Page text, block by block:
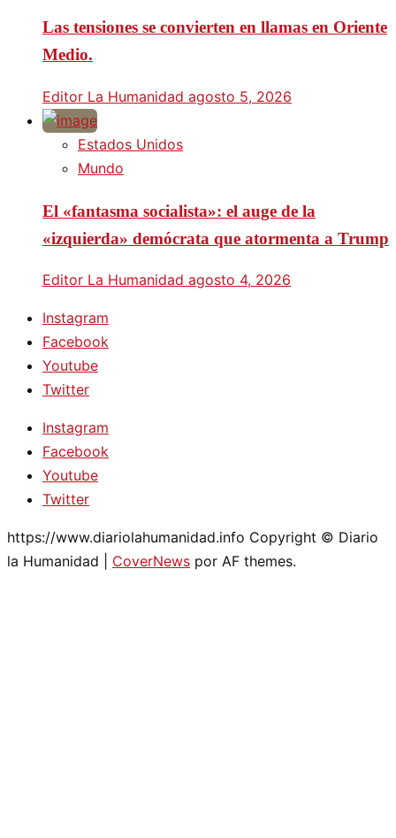
Las tensiones se convierten en llamas en Oriente
Medio.
Editor La Humanidad agosto 5, 2026
Estados Unidos
Mundo
El «fantasma socialista»: el auge de la
«izquierda» demócrata que atormenta a Trump
Editor La Humanidad agosto 4, 2026
Instagram
Facebook
Youtube
Twitter
Instagram
Facebook
Youtube
Twitter
https://www.diariolahumanidad.info Copyright © Diario
la Humanidad
CoverNews por AF themes.